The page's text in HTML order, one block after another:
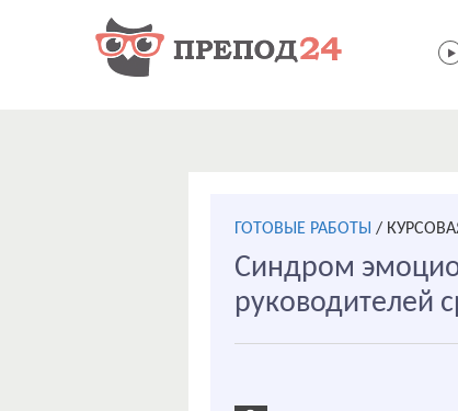
ГОТОВЫЕ РАБОТЫ /
Синдром
руководителей